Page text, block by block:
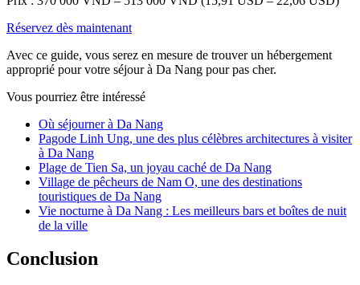
Réservez dès maintenant
Avec ce guide, vous serez en mesure de trouver un hébergement
approprié pour votre séjour à Da Nang pour pas cher.
Vous pourriez être intéressé
Où séjourner à Da Nang
Pagode Linh Ung, une des plus célèbres architectures à visiter
à Da Nang
Plage de Tien Sa, un joyau caché de Da Nang
Village de pêcheurs de Nam O, une des destinations
touristiques de Da Nang
Vie nocturne à Da Nang : Les meilleurs bars et boîtes de nuit
de la ville
Conclusion